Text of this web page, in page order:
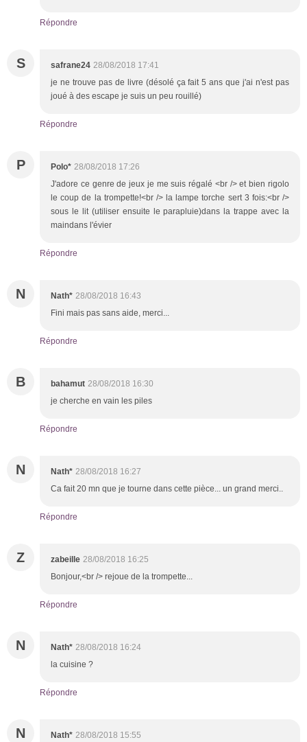
Répondre
S safrane24 28/08/2018 17:41
je ne trouve pas de livre (désolé ça fait 5 ans que j'ai n'est pas
joué à des escape je suis un peu rouillé)
Répondre
P Polo* 28/08/2018 17:26
J'adore ce genre de jeux je me suis régalé <br /> et bien rigolo
le coup de la trompette!<br /> la lampe torche sert 3 fois:<br />
sous le lit (utiliser ensuite le parapluie)dans la trappe avec la
maindans l'évier
Répondre
N Nath* 28/08/2018 16:43
Fini mais pas sans aide, merci...
Répondre
B bahamut 28/08/2018 16:30
je cherche en vain les piles
Répondre
N Nath* 28/08/2018 16:27
Ca fait 20 mn que je tourne dans cette pièce... un grand merci..
Répondre
Z zabeille 28/08/2018 16:25
Bonjour,<br /> rejoue de la trompette...
Répondre
N Nath* 28/08/2018 16:24
la cuisine ?
Répondre
N Nath* 28/08/2018 15:55